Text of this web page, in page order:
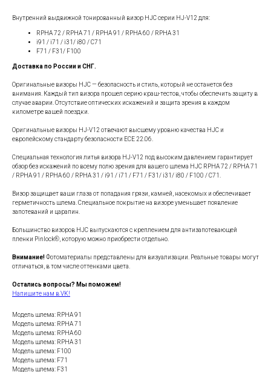
Внутренний выдвижной тонированный визор HJC серии HJ-V12 для:
RPHA 72 / RPHA 71 / RPHA 91 / RPHA 60 / RPHA 31
i91 / i71 / i31/ i80 / C71
F71 / F31/ F100
Доставка по России и СНГ.
Оригинальные визоры HJC — безопасность и стиль, который не останется без
внимания. Каждый тип визора прошел серию краш-тестов, чтобы обеспечить защиту в
случае аварии. Отсутствие оптических искажений и защита зрения в каждом
километре вашей поездки.
Оригинальные визоры HJ-V12 отвечают высшему уровню качества HJC и
европейскому стандарту безопасности ECE 22.06.
Специальная технология литья визора HJ-V12 под высоким давлением гарантирует
обзор без искажений по всему полю зрения для вашего шлема HJC RPHA 72 / RPHA 71
/ RPHA 91 / RPHA 60 / RPHA 31 / i91 / i71 / F71 / F31/ i31/ i80 / F100 / C71.
Визор защищает ваши глаза от попадания грязи, камней, насекомых и обеспечивает
герметичность шлема. Специальное покрытие на визоре уменьшает появление
запотеваний и царапин.
Большинство визоров HJC выпускаются с креплением для антизапотевающей
пленки Pinlock®, которую можно приобрести отдельно.
Внимание!Фотоматериалы представлены для визуализации. Реальные товары могут
отличаться, в том числе оттенками цвета.
Остались вопросы? Мы поможем!
Напишите нам в VK!
Модель шлема: RPHA 91
Модель шлема: RPHA 71
Модель шлема: RPHA 60
Модель шлема: RPHA 31
Модель шлема: F100
Модель шлема: F71
Модель шлема: F31